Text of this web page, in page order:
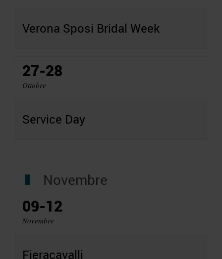
Verona Sposi Bridal Week
27-28
Ottobre
Service Day
Novembre
09-12
Novembre
Fieracavalli